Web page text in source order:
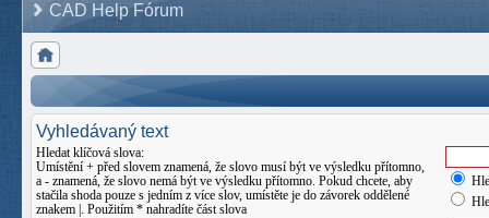
CAD Help Fórum
Vyhledávaný text
Hledat klíčová slova:
Umístění + před slovem znamená, že slovo musí být ve výsledku přítomno,
a - znamená, že slovo nemá být ve výsledku přítomno. Pokud chcete, aby
stačila shoda pouze s jedním z více slov, umístěte je do závorek oddělené
znakem . Použitím * nahradíte část slova